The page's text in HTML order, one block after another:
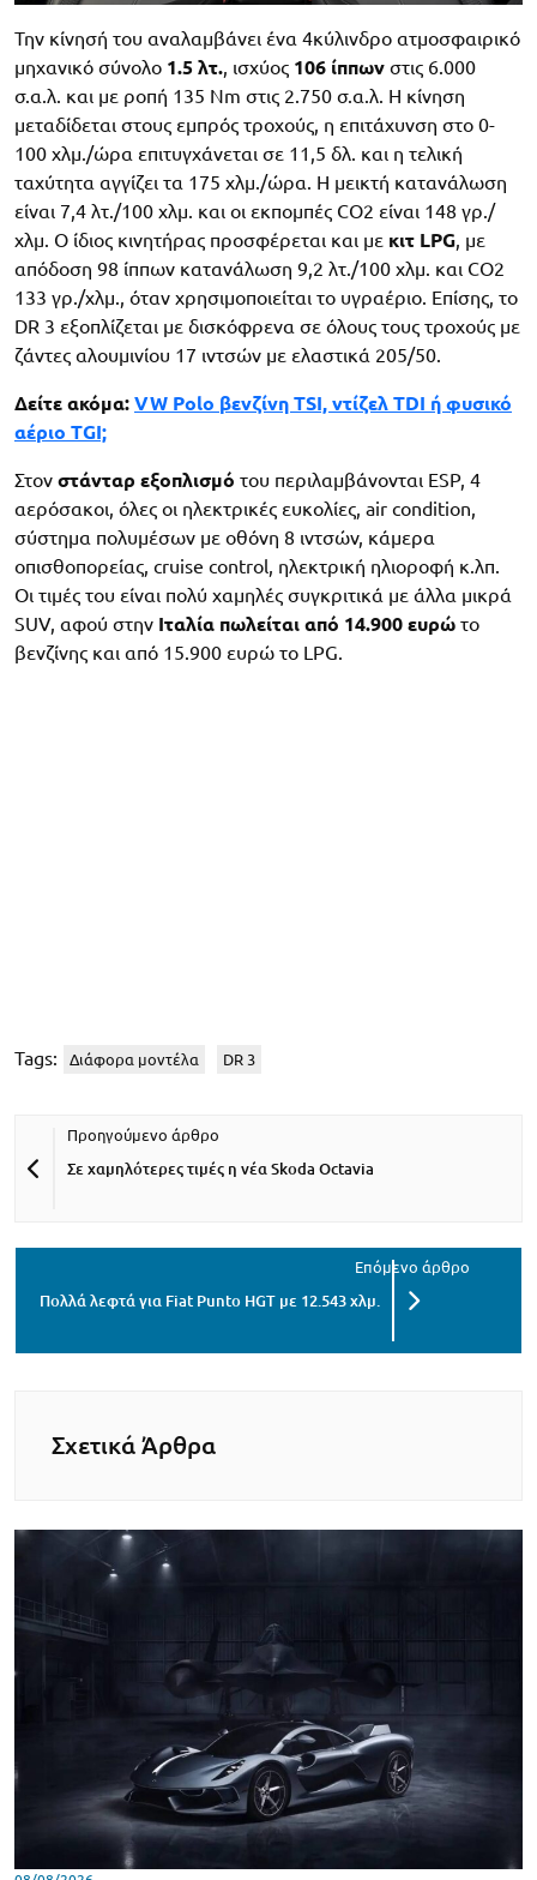
Την κίνησή του αναλαμβάνει ένα 4κύλινδρο ατμοσφαιρικό
μηχανικό σύνολο 1.5 λτ., ισχύος 106 ίππων στις 6.000
σ.α.λ. και με ροπή 135 Nm στις 2.750 σ.α.λ. Η κίνηση
μεταδίδεται στους εμπρός τροχούς, η επιτάχυνση στο 0-
100 χλμ./ώρα επιτυγχάνεται σε 11,5 δλ. και η τελική
ταχύτητα αγγίζει τα 175 χλμ./ώρα. Η μεικτή κατανάλωση
είναι 7,4 λτ./100 χλμ. και οι εκπομπές CO2 είναι 148 γρ./
χλμ. Ο ίδιος κινητήρας προσφέρεται και με κιτ LPG, με
απόδοση 98 ίππων κατανάλωση 9,2 λτ./100 χλμ. και CO2
133 γρ./χλμ., όταν χρησιμοποιείται το υγραέριο. Επίσης, το
DR 3 εξοπλίζεται με δισκόφρενα σε όλους τους τροχούς με
ζάντες αλουμινίου 17 ιντσών με ελαστικά 205/50.
Δείτε ακόμα: VW Polo βενζίνη TSI, ντίζελ TDI ή φυσικό
αέριο TGI;
Στον στάνταρ εξοπλισμό του περιλαμβάνονται ESP, 4
αερόσακοι, όλες οι ηλεκτρικές ευκολίες, air condition,
σύστημα πολυμέσων με οθόνη 8 ιντσών, κάμερα
οπισθοπορείας, cruise control, ηλεκτρική ηλιοροφή κ.λπ.
Οι τιμές του είναι πολύ χαμηλές συγκριτικά με άλλα μικρά
SUV, αφού στην Ιταλία πωλείται από 14.900 ευρώ το
βενζίνης και από 15.900 ευρώ το LPG.
Tags: Διάφορα μοντέλα DR 3
Σε χαμηλότερες τιμές η νέα Skoda Octavia
Πολλά λεφτά για Fiat Punto HGT με 12.543 χλμ.
Σχετικά Άρθρα